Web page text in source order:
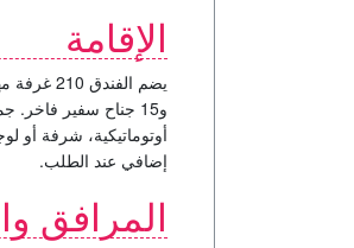
الإقامة
يضم الفندق 210 غرفة
و15 جناح سفير
أوتوماتيكية، شرفة أو
إضافي عند الطلب.
المرافق